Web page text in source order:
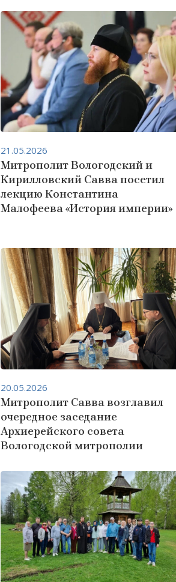
Митрополит Вологодский и
Кирилловский Савва посетил
лекцию Константина
Малофеева «История империи»
21.05.2026
Митрополит Савва возглавил
очередное заседание
Архиерейского совета
Вологодской митрополии
20.05.2026